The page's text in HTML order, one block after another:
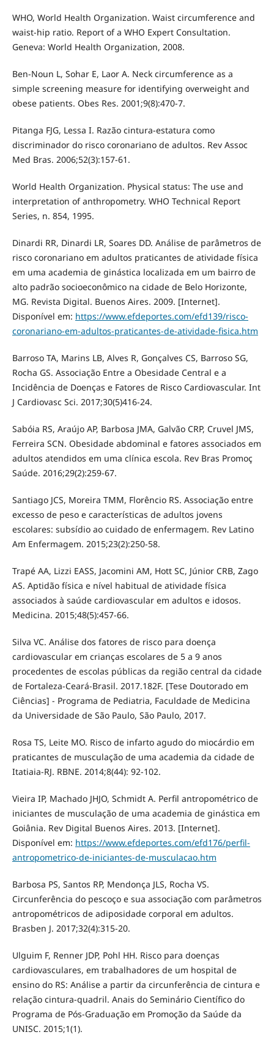
WHO, World Health Organization. Waist circumference and
waist-hip ratio. Report of a WHO Expert Consultation.
Geneva: World Health Organization, 2008.
Ben-Noun L, Sohar E, Laor A. Neck circumference as a
simple screening measure for identifying overweight and
obese patients. Obes Res. 2001;9(8):470-7.
Pitanga FJG, Lessa I. Razão cintura-estatura como
discriminador do risco coronariano de adultos. Rev Assoc
Med Bras. 2006;52(3):157-61.
World Health Organization. Physical status: The use and
interpretation of anthropometry. WHO Technical Report
Series, n. 854, 1995.
Dinardi RR, Dinardi LR, Soares DD. Análise de parâmetros de
risco coronariano em adultos praticantes de atividade física
em uma academia de ginástica localizada em um bairro de
alto padrão socioeconômico na cidade de Belo Horizonte,
MG. Revista Digital. Buenos Aires. 2009. [Internet].
Disponível em: https://www.efdeportes.com/efd139/risco-
coronariano-em-adultos-praticantes-de-atividade-fisica.htm
Barroso TA, Marins LB, Alves R, Gonçalves CS, Barroso SG,
Rocha GS. Associação Entre a Obesidade Central e a
Incidência de Doenças e Fatores de Risco Cardiovascular. Int
J Cardiovasc Sci. 2017;30(5)416-24.
Sabóia RS, Araújo AP, Barbosa JMA, Galvão CRP, Cruvel JMS,
Ferreira SCN. Obesidade abdominal e fatores associados em
adultos atendidos em uma clínica escola. Rev Bras Promoç
Saúde. 2016;29(2):259-67.
Santiago JCS, Moreira TMM, Florêncio RS. Associação entre
excesso de peso e características de adultos jovens
escolares: subsídio ao cuidado de enfermagem. Rev Latino
Am Enfermagem. 2015;23(2):250-58.
Trapé AA, Lizzi EASS, Jacomini AM, Hott SC, Júnior CRB, Zago
AS. Aptidão física e nível habitual de atividade física
associados à saúde cardiovascular em adultos e idosos.
Medicina. 2015;48(5):457-66.
Silva VC. Análise dos fatores de risco para doença
cardiovascular em crianças escolares de 5 a 9 anos
procedentes de escolas públicas da região central da cidade
de Fortaleza-Ceará-Brasil. 2017.182F. [Tese Doutorado em
Ciências] - Programa de Pediatria, Faculdade de Medicina
da Universidade de São Paulo, São Paulo, 2017.
Rosa TS, Leite MO. Risco de infarto agudo do miocárdio em
praticantes de musculação de uma academia da cidade de
Itatiaia-RJ. RBNE. 2014;8(44): 92-102.
Vieira IP, Machado JHJO, Schmidt A. Perfil antropométrico de
iniciantes de musculação de uma academia de ginástica em
Goiânia. Rev Digital Buenos Aires. 2013. [Internet].
Disponível em: https://www.efdeportes.com/efd176/perfil-
antropometrico-de-iniciantes-de-musculacao.htm
Barbosa PS, Santos RP, Mendonça JLS, Rocha VS.
Circunferência do pescoço e sua associação com parâmetros
antropométricos de adiposidade corporal em adultos.
Brasben J. 2017;32(4):315-20.
Ulguim F, Renner JDP, Pohl HH. Risco para doenças
cardiovasculares, em trabalhadores de um hospital de
ensino do RS: Análise a partir da circunferência de cintura e
relação cintura-quadril. Anais do Seminário Científico do
Programa de Pós-Graduação em Promoção da Saúde da
UNISC. 2015;1(1).